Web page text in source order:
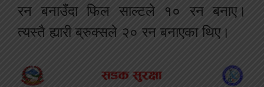
रन बनाउँदा फिल साल्टले १० रन बनाए।
त्यस्तै ह्यारी ब्रुक्सले २० रन बनाएका थिए।